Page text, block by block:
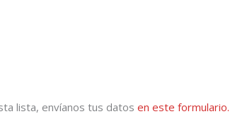
lista, envíanos tus datos en este formulario.